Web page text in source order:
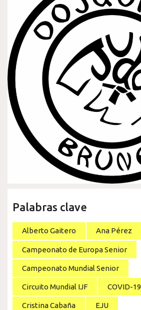
Palabras clave
Alberto Gaitero Ana Pérez
Campeonato de Europa Senior
Campeonato Mundial Senior
Circuito Mundial IJF COVID-19
Cristina Cabaña EJU